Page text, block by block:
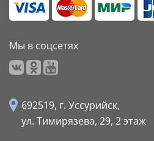
Мы в соцсетях
692519, г. Уссурийск,
ул. Тимирязева, 29, 2 этаж